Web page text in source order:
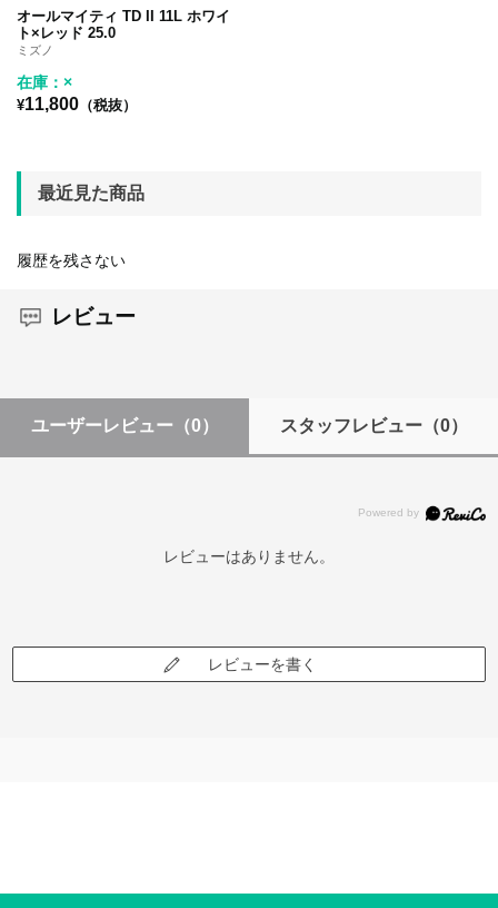
オールマイティ TD II 11L ホワイ
ト×レッド 25.0
ミズノ
在庫：×
¥11,800 （税抜）
最近見た商品
履歴を残さない
レビュー
ユーザーレビュー （0） スタッフレビュー（0）
レビューはありません。
レビューを書く